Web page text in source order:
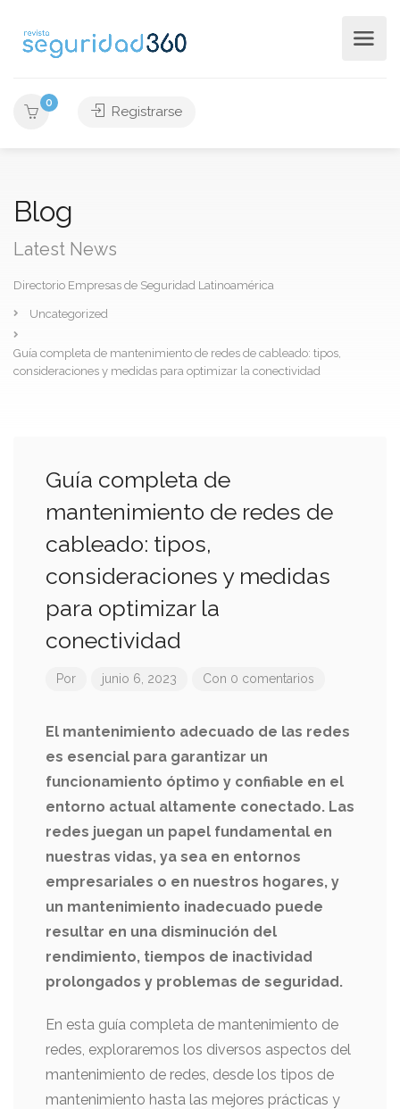
0
Registrarse
Blog
Latest News
Directorio Empresas de Seguridad Latinoamérica
Uncategorized
Guía completa de mantenimiento de redes de cableado: tipos,
consideraciones y medidas para optimizar la conectividad
Guía completa de
mantenimiento de redes de
cableado: tipos,
consideraciones y medidas
para optimizar la
conectividad
Por junio 6, 2023 Con 0 comentarios
El mantenimiento adecuado de las redes
es esencial para garantizar un
funcionamiento óptimo y confiable en el
entorno actual altamente conectado. Las
redes juegan un papel fundamental en
nuestras vidas, ya sea en entornos
empresariales o en nuestros hogares, y
un mantenimiento inadecuado puede
resultar en una disminución del
rendimiento, tiempos de inactividad
prolongados y problemas de seguridad.
En esta guía completa de mantenimiento de
redes, exploraremos los diversos aspectos del
mantenimiento de redes, desde los tipos de
mantenimiento hasta las mejores prácticas y